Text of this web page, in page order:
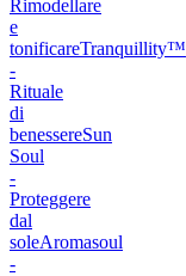
Rimodellare
e
tonificareTranquillity™
-
Rituale
di
benessereSun
Soul
-
Proteggere
dal
soleAromasoul
-